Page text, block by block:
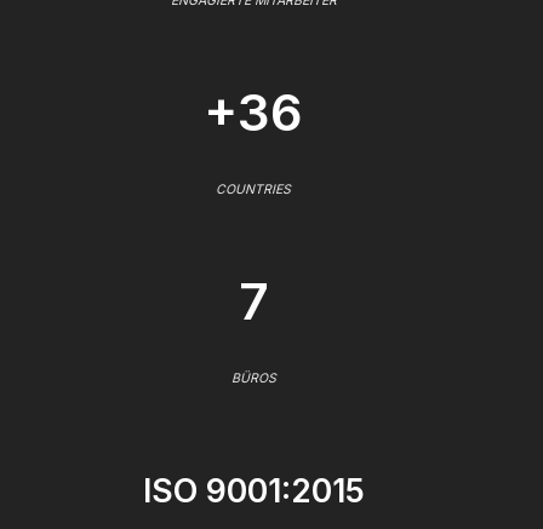
+36
COUNTRIES
7
BÜROS
ISO 9001:2015